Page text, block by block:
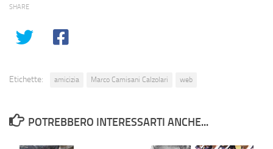
SHARE
Etichette: amicizia Marco Camisani Calzolari web
POTREBBERO INTERESSARTI ANCHE...